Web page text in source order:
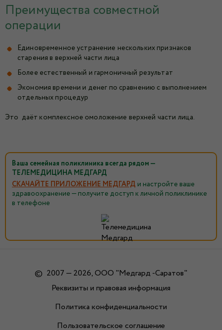
Преимущества совместной
операции
Единовременное устранение нескольких признаков
старения в верхней части лица
Более естественный и гармоничный результат
Экономия времени и денег по сравнению с выполнением
отдельных процедур
Это даёт комплексное омоложение верхней части лица.
Ваша семейная поликлиника всегда рядом —
ТЕЛЕМЕДИЦИНА МЕДГАРД
СКАЧАЙТЕ ПРИЛОЖЕНИЕ МЕДГАРД и настройте ваше
здравоохранение — получите доступ к личной поликлинике
в телефоне
© 2007 — 2026, ООО "Медгард -Саратов"
Реквизиты и правовая информация
Политика конфиденциальности
Пользовательское соглашение